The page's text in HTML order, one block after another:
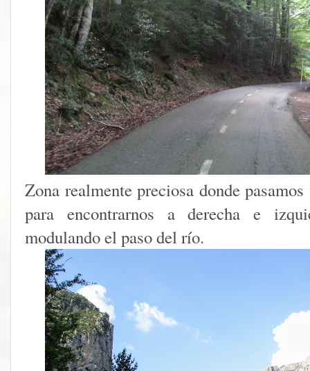
Zona realmente preciosa donde
para encontrarnos a derecha e
modulando el paso del río.